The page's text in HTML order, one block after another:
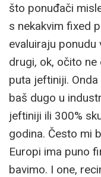
što ponuđači
s nekakvim fixed
evaluiraju ponudu
drugi, ok, očito
puta jeftiniji.
baš dugo u
jeftiniji ili 300%
godina. Često mi
Europi ima puno
bavimo. I one,